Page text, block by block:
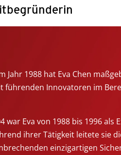
1988 hat Eva Chen
führenden Innovatoren im
war Eva von 1988 bis 1996 als
ihrer Tätigkeit leitete sie
einzigartigen